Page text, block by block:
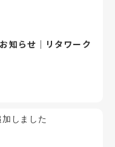
知らせ｜リタワーク